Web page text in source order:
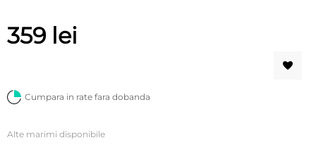
359 lei
Cumpara in rate fara dobanda
Alte marimi disponibile